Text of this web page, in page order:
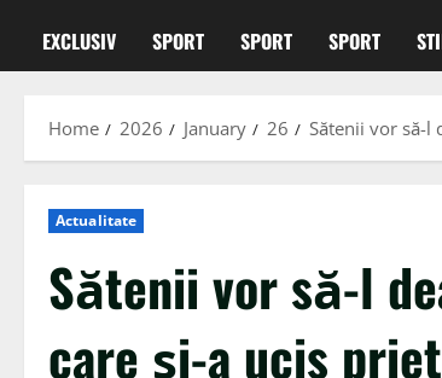
EXCLUSIV SPORT SPORT SPORT
Home 2026 January 26 Sătenii vor să-l
Actualitate
Sătenii vor să-l
care și-a ucis